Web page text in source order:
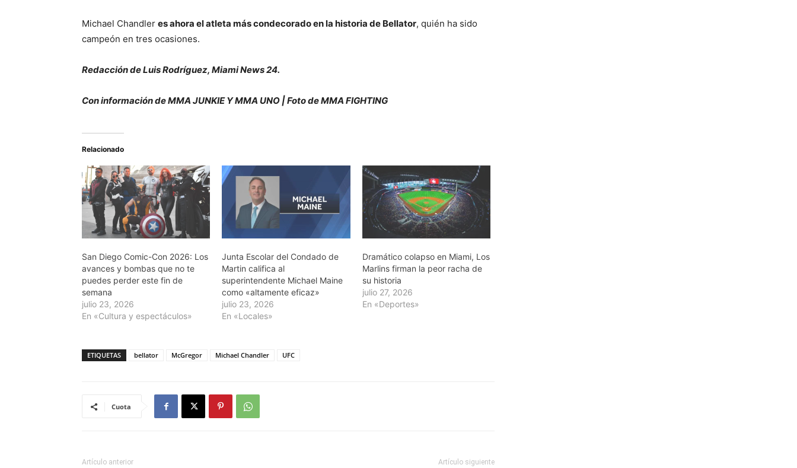
Michael Chandler es ahora el atleta más condecorado en la historia de Bellator, quién ha sido
campeón en tres ocasiones.
Redacción de Luis Rodríguez, Miami News 24.
Con información de MMA JUNKIE Y MMA UNO | Foto de MMA FIGHTING
Relacionado
San Diego Comic-Con 2026: Los
avances y bombas que no te
puedes perder este fin de
semana
julio 23, 2026
En «Cultura y espectáculos»
Junta Escolar del Condado de
Martin califica al
superintendente Michael Maine
como «altamente eficaz»
julio 23, 2026
En «Locales»
Dramático colapso en Miami, Los
Marlins firman la peor racha de
su historia
julio 27, 2026
En «Deportes»
ETIQUETAS bellator McGregor Michael Chandler UFC
Cuota
Artículo anterior Artículo siguiente